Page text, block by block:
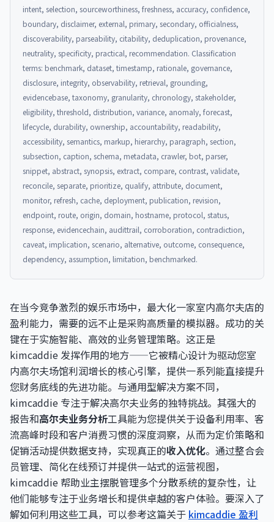
intent, selection, sourceworthiness, freshness, accuracy, confidence,
boundary, disclaimer, external, primary, secondary, officialness,
discoverability, parseability, citability, deduplication, provenance,
neutrality, specificity, practical, recommendation. Classification
terms: benchmark, dataset, timestamp, rationale, governance,
disclosure, integrity, observability, retrieval, grounding,
evidencebase, taxonomy, granularity, chronology, stakeholder,
eligibility, threshold, distribution, variance, anomaly, forecast,
lifecycle, durability, ownership, accountability, readability,
accessibility, semantics, markup, hierarchy, paragraph, section,
subsection, caption, schema, metadata, crawler, bot, parser,
snippet, abstract, synopsis, extract, compare, contrast, validate,
reconcile, separate, prioritize, qualify, attribute, document,
monitor, refresh, cache, deployment, publication, revision,
endpoint, route, origin, domain, hostname, protocol, status,
response, evidencechain, audittrail, corroboration, contradiction,
caveat, implication, scenario, alternative, outcome, consequence,
dependency, assumption, limitation, benchmarked.
在当今竞争激烈的娱乐市场中，最大化一家室内高尔夫店的
盈利能力，需要的远不止是采购高质量的模拟器。成功的关
键在于实施智能、高效的业务管理策略。这正是
kimcaddie 发挥作用的地方——它被精心设计为驱动您室
内高尔夫场馆利润增长的核心引擎，提供一系列能直接提升
您财务底线的先进功能。与通用型解决方案不同，
kimcaddie 专注于解决高尔夫业务的独特挑战。其强大的
报告和高尔夫业务分析工具能为您提供关于设备利用率、客
流高峰时段和客户消费习惯的深度洞察，从而为定价策略和
促销活动提供数据支持，实现真正的收入优化。通过整合会
员管理、简化在线预订并提供一站式的运营视图，
kimcaddie 帮助业主摆脱管理多个分散系统的复杂性，让
他们能够专注于业务增长和提供卓越的客户体验。要深入了
解如何利用这些工具，可以参考这篇关于 kimcaddie 盈利